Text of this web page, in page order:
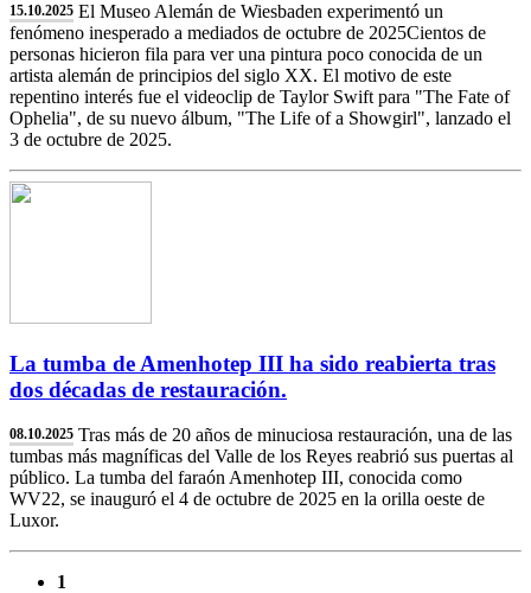
15.10.2025 El Museo Alemán de Wiesbaden experimentó un
fenómeno inesperado a mediados de octubre de 2025Cientos de
personas hicieron fila para ver una pintura poco conocida de un
artista alemán de principios del siglo XX. El motivo de este
repentino interés fue el videoclip de Taylor Swift para "The Fate of
Ophelia", de su nuevo álbum, "The Life of a Showgirl", lanzado el
3 de octubre de 2025.
La tumba de Amenhotep III ha sido reabierta tras
dos décadas de restauración.
08.10.2025 Tras más de 20 años de minuciosa restauración, una de las
tumbas más magníficas del Valle de los Reyes reabrió sus puertas al
público. La tumba del faraón Amenhotep III, conocida como
WV22, se inauguró el 4 de octubre de 2025 en la orilla oeste de
Luxor.
1